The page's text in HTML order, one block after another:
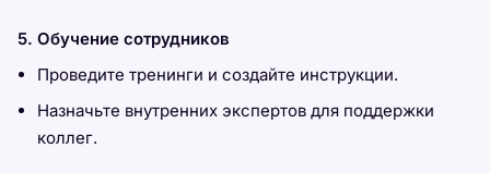
5. Обучение сотрудников
Проведите тренинги и создайте инструкции.
Назначьте внутренних экспертов для поддержки
коллег.